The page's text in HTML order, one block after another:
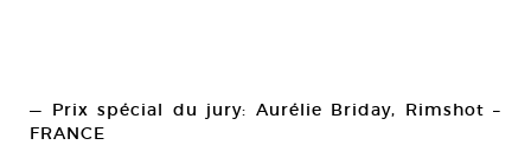
— Prix spécial du jury: Aurélie Briday, Rimshot –
FRANCE